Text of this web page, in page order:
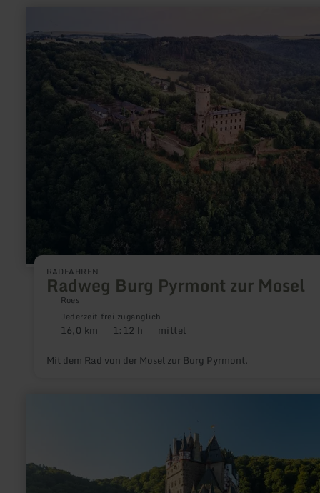
RADFAHREN
Radweg Burg Pyrmont zur Mosel
Roes
Jederzeit frei zugänglich
Distanz:
16,0 km Dauer:
1:12 h Anforderung:
mittel
Mit dem Rad von der Mosel zur Burg Pyrmont.
zu:
Radweg
Pyrmont
Mosel
Die
Märchenburg